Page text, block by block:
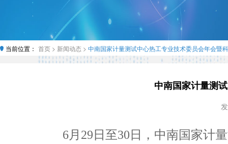
当前位置： 首页 > 新闻动态 > 中南国家计量测试中心热工专业技术委员会年会暨
中南国家计量测
6月29日至30日，中南国家计